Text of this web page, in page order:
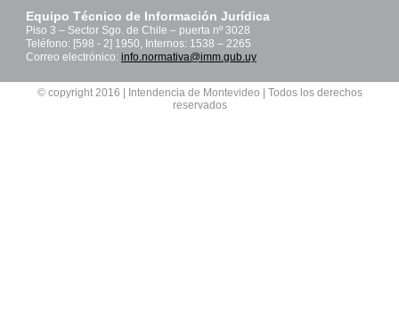
Equipo Técnico de Información Jurídica
Piso 3 – Sector Sgo. de Chile – puerta nº 3028
Teléfono: [598 - 2] 1950, Internos: 1538 – 2265
Correo electrónico: info.normativa@imm.gub.uy
© copyright 2016 | Intendencia de Montevideo | Todos los derechos
reservados